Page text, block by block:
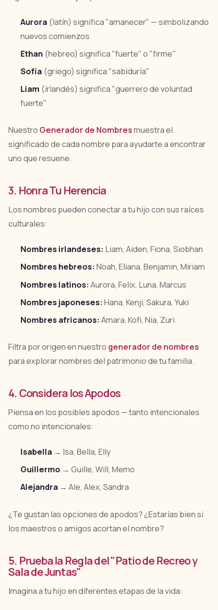
Aurora (latín) significa "amanecer" — simbolizando
nuevos comienzos
Ethan (hebreo) significa "fuerte" o "firme"
Sofía (griego) significa "sabiduría"
Liam (irlandés) significa "guerrero de voluntad
fuerte"
Nuestro Generador de Nombresmuestra el
significado de cada nombre para ayudarte a encontrar
uno que resuene.
3. Honra Tu Herencia
Los nombres pueden conectar a tu hijo con sus raíces
culturales:
Nombres irlandeses: Liam, Aiden, Fiona, Siobhan
Nombres hebreos:Noah, Eliana, Benjamin, Miriam
Nombres latinos:Aurora, Felix, Luna, Marcus
Nombres japoneses:Hana, Kenji, Sakura, Yuki
Nombres africanos:Amara, Kofi, Nia, Zuri
Filtra por origen en nuestro generador de nombres
para explorar nombres del patrimonio de tu familia.
4. Considera los Apodos
Piensa en los posibles apodos — tanto intencionales
como no intencionales:
Isabella → Isa, Bella, Elly
Guillermo → Guille, Will, Memo
Alejandra → Ale, Alex, Sandra
¿Te gustan las opciones de apodos? ¿Estarías bien si
los maestros o amigos acortan el nombre?
5. Prueba la Regla del "Patio de Recreo y
Sala de Juntas"
Imagina a tu hijo en diferentes etapas de la vida: